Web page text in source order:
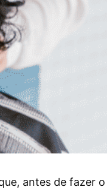
antes de fazer